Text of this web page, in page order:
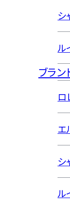
シ
ル
ブラ
ロ
エ
シ
ル